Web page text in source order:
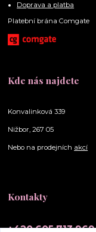
Doprava a platba
Platební brána Comgate
Kde nás najdete
Konvalinková 339
Nižbor, 267 05
Nebo na prodejních akcí
Kontakty
+420 605 713 969